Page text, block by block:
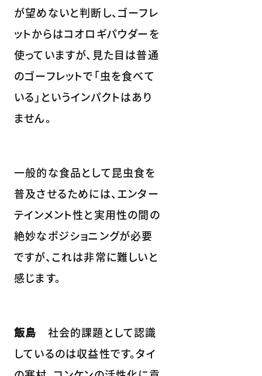
が望めないと判断し、ゴーフレ
ットからはコオロギパウダーを
使っていますが、見た目は普通
のゴーフレットで「虫を食べて
いる」というインパクトはあり
ません。
一般的な食品として昆虫食を
普及させるためには、エンター
テインメント性と実用性の間の
絶妙なポジショニングが必要
ですが、これは非常に難しいと
感じます。
飯島 社会的課題として認識
しているのは収益性です。タイ